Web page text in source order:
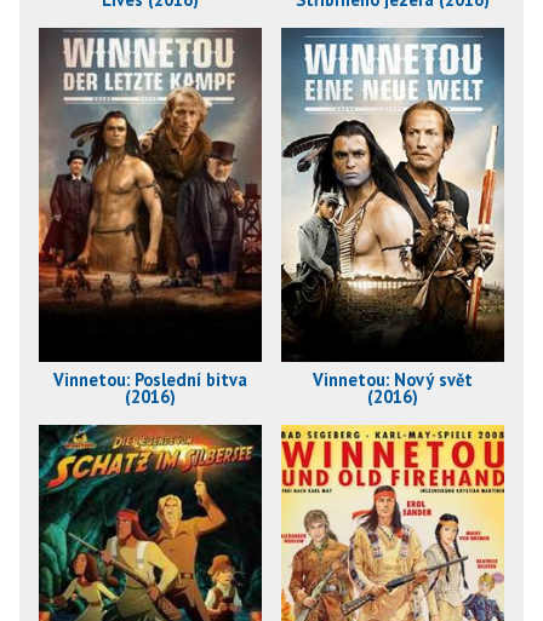
Vinnetou: Poslední bitva
(2016)
Vinnetou: Nový svět
(2016)